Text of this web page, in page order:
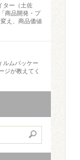
ター（土佐
商品開発・プ
え、商品価値
ルムパッケー
ジが教えてく